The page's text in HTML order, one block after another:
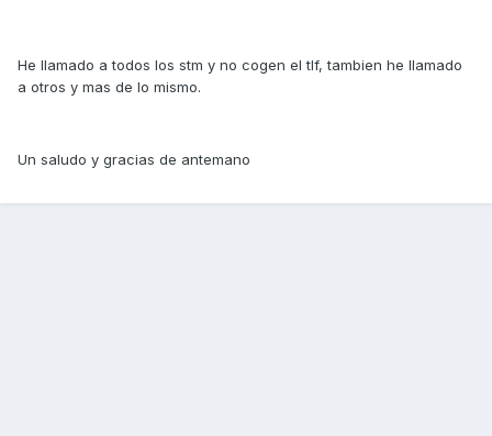
He llamado a todos los stm y no cogen el tlf, tambien he llamado
a otros y mas de lo mismo.
Un saludo y gracias de antemano